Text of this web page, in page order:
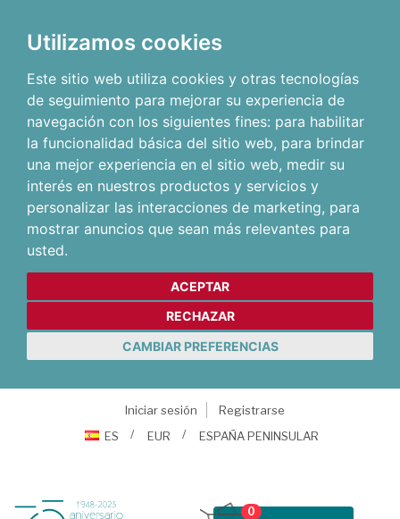
Utilizamos cookies
Este sitio web utiliza cookies y otras tecnologías
de seguimiento para mejorar su experiencia de
navegación con los siguientes fines: para habilitar
la funcionalidad básica del sitio web, para brindar
una mejor experiencia en el sitio web, medir su
interés en nuestros productos y servicios y
personalizar las interacciones de marketing, para
mostrar anuncios que sean más relevantes para
usted.
ACEPTAR
RECHAZAR
CAMBIAR PREFERENCIAS
Iniciar sesión
Registrarse
ES
EUR ESPAÑA PENINSULAR
0